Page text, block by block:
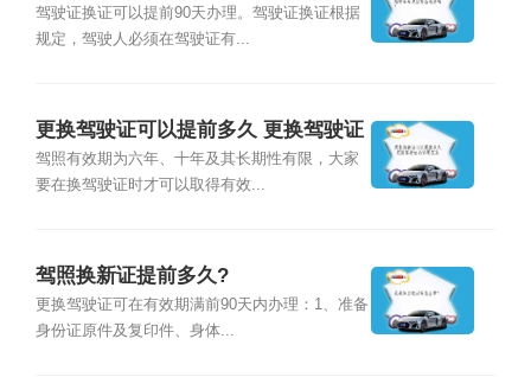
驾驶证换证可以提前90天办理。驾驶证换证根据
规定，驾驶人必须在驾驶证有...
更换驾驶证可以提前多久 更换驾驶证
必须要在发
驾照有效期为六年、十年及其长期性有限，大家
要在换驾驶证时才可以取得有效...
驾照换新证提前多久?
更换驾驶证可在有效期满前90天内办理：1、准备
身份证原件及复印件、身体...